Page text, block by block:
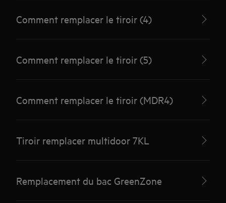
Comment remplacer le tiroir (4)
Comment remplacer le tiroir (5)
Comment remplacer le tiroir (MDR4)
Tiroir remplacer multidoor 7KL
Remplacement du bac GreenZone